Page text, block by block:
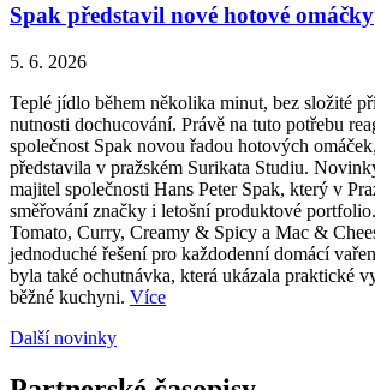
Spak představil nové hotové omáčky
5. 6. 2026
Teplé jídlo během několika minut, bez složité
nutnosti dochucování. Právě na tuto potřebu
společnost Spak novou řadou hotových
představila v pražském Surikata Studiu.
majitel společnosti Hans Peter Spak, který v
směřování značky i letošní produktové
Tomato, Curry, Creamy & Spicy a Mac &
jednoduché řešení pro každodenní domácí
byla také ochutnávka, která ukázala praktické
běžné kuchyni. Více
Další novinky